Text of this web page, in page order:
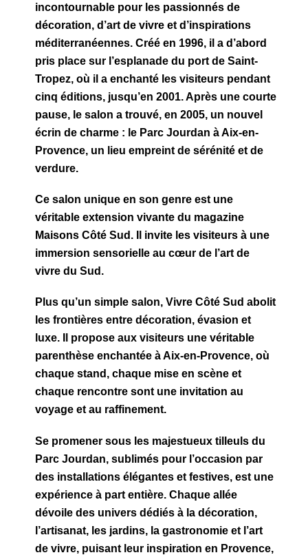
incontournable pour les passionnés de
décoration, d’art de vivre et d’inspirations
méditerranéennes. Créé en 1996, il a d’abord
pris place sur l’esplanade du port de Saint-
Tropez, où il a enchanté les visiteurs pendant
cinq éditions, jusqu’en 2001. Après une courte
pause, le salon a trouvé, en 2005, un nouvel
écrin de charme : le Parc Jourdan à Aix-en-
Provence, un lieu empreint de sérénité et de
verdure.
Ce salon unique en son genre est une
véritable extension vivante du magazine
Maisons Côté Sud. Il invite les visiteurs à une
immersion sensorielle au cœur de l’art de
vivre du Sud.
Plus qu’un simple salon, Vivre Côté Sud abolit
les frontières entre décoration, évasion et
luxe. Il propose aux visiteurs une véritable
parenthèse enchantée à Aix-en-Provence, où
chaque stand, chaque mise en scène et
chaque rencontre sont une invitation au
voyage et au raffinement.
Se promener sous les majestueux tilleuls du
Parc Jourdan, sublimés pour l’occasion par
des installations élégantes et festives, est une
expérience à part entière. Chaque allée
dévoile des univers dédiés à la décoration,
l’artisanat, les jardins, la gastronomie et l’art
de vivre, puisant leur inspiration en Provence,